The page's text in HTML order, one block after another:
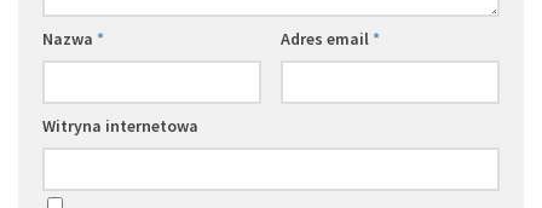
Nazwa * Adres email*
Witryna internetowa